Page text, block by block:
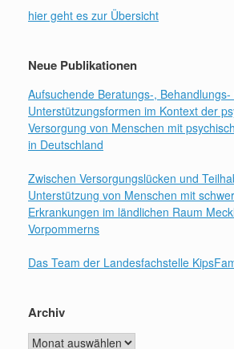
hier geht es zur Übersicht
Neue Publikationen
Aufsuchende Beratungs-, Behandlungs-
Unterstützungsformen im Kontext der
Versorgung von Menschen mit
in Deutschland
Zwischen Versorgungslücken und
Unterstützung von Menschen mit
Erkrankungen im ländlichen Raum
Vorpommerns
Das Team der Landesfachstelle
Archiv
Archiv